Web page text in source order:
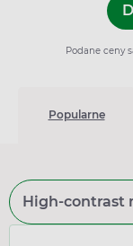
Podane ceny
Popularne
High-contrast